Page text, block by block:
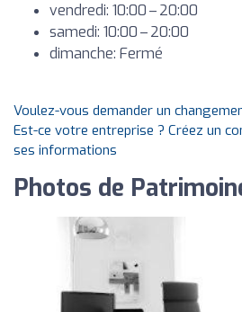
vendredi: 10:00 – 20:00
samedi: 10:00 – 20:00
dimanche: Fermé
Voulez-vous demander un
Est-ce votre entreprise ? Créez un
ses informations
Photos de